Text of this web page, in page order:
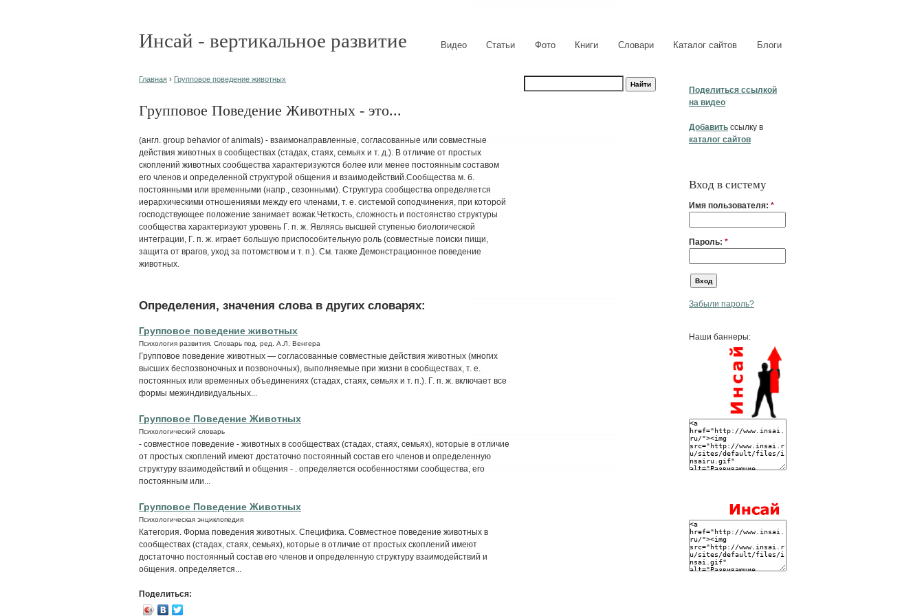
Инсай - вертикальное развитие Видео Статьи Фото Книги Словари Каталог сайтов Блоги
Поделиться ссылкой
на видео
Добавить ссылку в
каталог сайтов
Вход в систему
Имя пользователя: *
Пароль: *
Забыли пароль?
Наши баннеры:
Главная › Групповое поведение животных
Групповое Поведение Животных - это...
(англ. group behavior of animals) - взаимонаправленные, согласованные или совместные
действия животных в сообществах (стадах, стаях, семьях и т. д.). В отличие от простых
скоплений животных сообщества характеризуются более или менее постоянным составом
его членов и определенной структурой общения и взаимодействий.Сообщества м. б.
постоянными или временными (напр., сезонными). Структура сообщества определяется
иерархическими отношениями между его членами, т. е. системой соподчинения, при которой
господствующее положение занимает вожак.Четкость, сложность и постоянство структуры
сообщества характеризуют уровень Г. п. ж. Являясь высшей ступенью биологической
интеграции, Г. п. ж. играет большую приспособительную роль (совместные поиски пищи,
защита от врагов, уход за потомством и т. п.). См. также Демонстрационное поведение
животных.
Определения, значения слова в других словарях:
Групповое поведение животных
Психология развития. Словарь под. ред. А.Л. Венгера
Групповое поведение животных — согласованные совместные действия животных (многих
высших беспозвоночных и позвоночных), выполняемые при жизни в сообществах, т. е.
постоянных или временных объединениях (стадах, стаях, семьях и т. п.). Г. п. ж. включает все
формы межиндивидуальных...
Групповое Поведение Животных
Психологический словарь
- совместное поведение - животных в сообществах (стадах, стаях, семьях), которые в отличие
от простых скоплений имеют достаточно постоянный состав его членов и определенную
структуру взаимодействий и общения - . определяется особенностями сообщества, его
постоянным или...
Групповое Поведение Животных
Психологическая энциклопедия
Категория. Форма поведения животных. Специфика. Совместное поведение животных в
сообществах (стадах, стаях, семьях), которые в отличие от простых скоплений имеют
достаточно постоянный состав его членов и определенную структуру взаимодействий и
общения. определяется...
Поделиться: